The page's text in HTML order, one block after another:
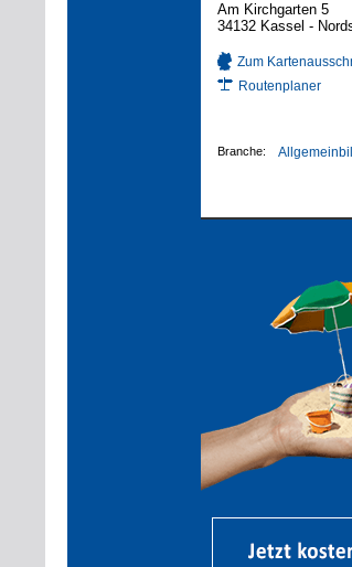
Am Kirchgarten 5
34132 Kassel -
Zum
Routenplaner
Branche: